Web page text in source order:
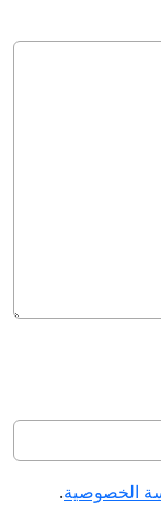
الخصوصية.